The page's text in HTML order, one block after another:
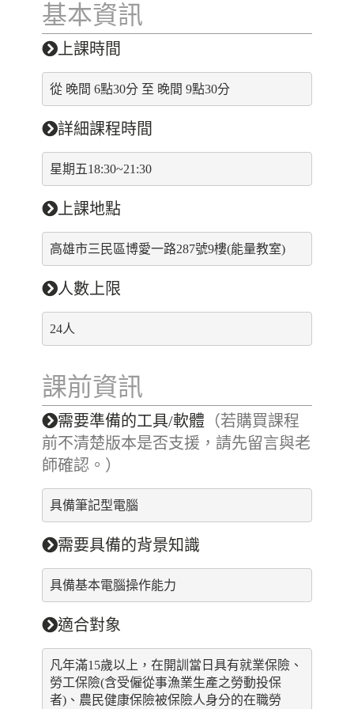
基本資訊
上課時間
從 晚間 6點30分 至 晚間 9點30分
詳細課程時間
星期五18:30~21:30
上課地點
高雄市三民區博愛一路287號9樓(能量教室)
人數上限
24人
課前資訊
需要準備的工具/軟體 （若購買課程
前不清楚版本是否支援，請先留言與老
師確認。）
具備筆記型電腦
需要具備的背景知識
具備基本電腦操作能力
適合對象
凡年滿15歲以上，在開訓當日具有就業保險、
勞工保險(含受僱從事漁業生產之勞動投保
者)、農民健康保險被保險人身分的在職勞